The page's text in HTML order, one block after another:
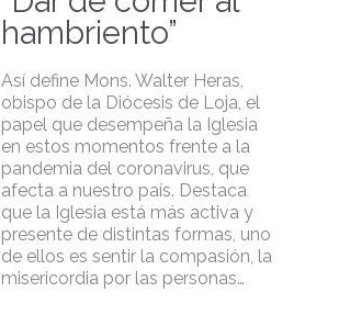
hambriento”
Así define Mons. Walter Heras,
obispo de la Diócesis de Loja, el
papel que desempeña la Iglesia
en estos momentos frente a la
pandemia del coronavirus, que
afecta a nuestro país. Destaca
que la Iglesia está más activa y
presente de distintas formas, uno
de ellos es sentir la compasión, la
misericordia por las personas…